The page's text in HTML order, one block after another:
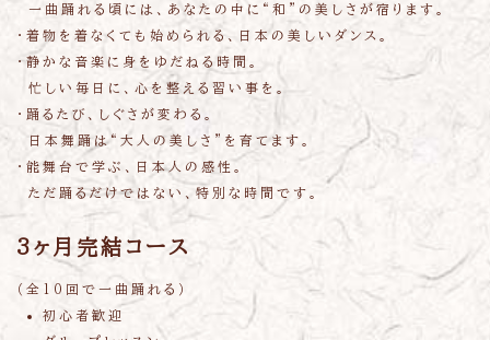
一曲踊れる頃には、あなたの中に“和”の美しさが宿ります。
・着物を着なくても始められる、日本の美しいダンス。
・静かな音楽に身をゆだねる時間。
忙しい毎日に、心を整える習い事を。
・踊るたび、しぐさが変わる。
日本舞踊は“大人の美しさ”を育てます。
・能舞台で学ぶ、日本人の感性。
ただ踊るだけではない、特別な時間です。
3ヶ月完結コース
（全10回で一曲踊れる）
初心者歓迎